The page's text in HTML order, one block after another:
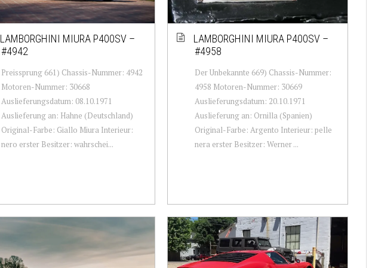
LAMBORGHINI MIURA P400SV –
#4942
Preissprung 661) Chassis-Nummer: 4942
Motoren-Nummer: 30668
Auslieferungsdatum: 08.10.1971
Auslieferung an: Hahne (Deutschland)
Original-Farbe: Giallo Miura Interieur:
nero erster Besitzer: wahrschei...
LAMBORGHINI MIURA P400SV –
#4958
Der Unbekannte 669) Chassis-Nummer:
4958 Motoren-Nummer: 30669
Auslieferungsdatum: 20.10.1971
Auslieferung an: Ornilla (Spanien)
Original-Farbe: Argento Interieur: pelle
nera erster Besitzer: Werner ...